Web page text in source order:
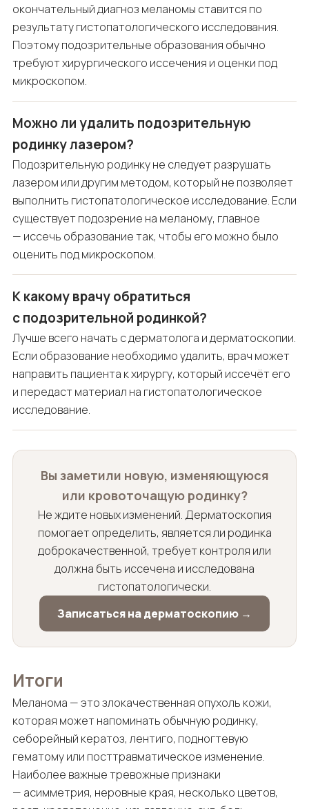
окончательный диагноз меланомы ставится по
результату гистопатологического исследования.
Поэтому подозрительные образования обычно
требуют хирургического иссечения и оценки под
микроскопом.
Можно ли удалить подозрительную
родинку лазером?
Подозрительную родинку не следует разрушать
лазером или другим методом, который не позволяет
выполнить гистопатологическое исследование. Если
существует подозрение на меланому, главное
— иссечь образование так, чтобы его можно было
оценить под микроскопом.
К какому врачу обратиться
с подозрительной родинкой?
Лучше всего начать с дерматолога и дерматоскопии.
Если образование необходимо удалить, врач может
направить пациента к хирургу, который иссечёт его
и передаст материал на гистопатологическое
исследование.
Вы заметили новую, изменяющуюся
или кровоточащую родинку?
Не ждите новых изменений. Дерматоскопия
помогает определить, является ли родинка
доброкачественной, требует контроля или
должна быть иссечена и исследована
гистопатологически.
Записаться на дерматоскопию →
Итоги
Меланома — это злокачественная опухоль кожи,
которая может напоминать обычную родинку,
себорейный кератоз, лентиго, подногтевую
гематому или посттравматическое изменение.
Наиболее важные тревожные признаки
— асимметрия, неровные края, несколько цветов,